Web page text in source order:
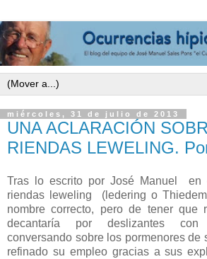
miércoles, 31 de julio de 2013
UNA ACLARACIÓN
RIENDAS LEWELING.
Tras lo escrito por José Manuel
riendas leweling (ledering o
nombre correcto, pero de tener que
decantaría por deslizantes con
conversando sobre los pormenores de
refinado su empleo gracias a sus